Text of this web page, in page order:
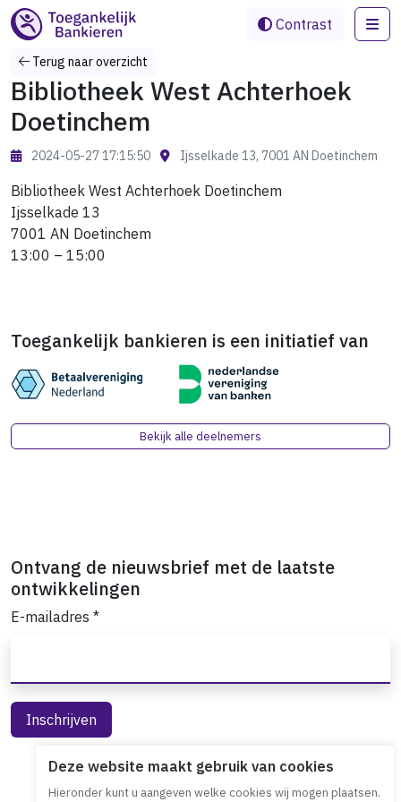
Contrast
Terug naar overzicht
Bibliotheek West Achterhoek
Doetinchem
2024-05-27 17:15:50 Ijsselkade 13, 7001 AN Doetinchem
Bibliotheek West Achterhoek Doetinchem
Ijsselkade 13
7001 AN Doetinchem
13:00 – 15:00
Toegankelijk bankieren is een initiatief van
Bekijk alle deelnemers
Ontvang de nieuwsbrief met de laatste
ontwikkelingen
E-mailadres *
Deze website maakt gebruik van cookies
Hieronder kunt u aangeven welke cookies wij mogen plaatsen.